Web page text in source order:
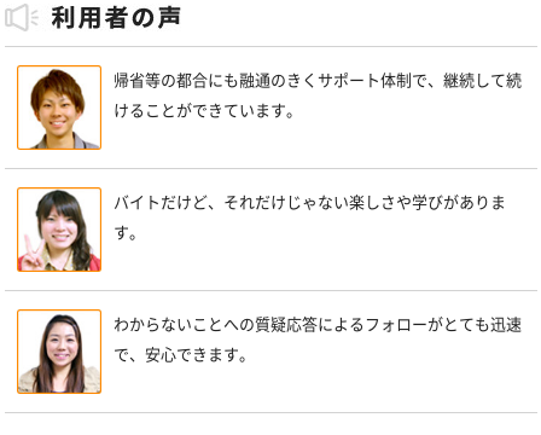
帰省等の都合にも融通のきくサポート体制で、継続して続
けることができています。
バイトだけど、それだけじゃない楽しさや学びがありま
す。
わからないことへの質疑応答によるフォローがとても迅速
で、安心できます。